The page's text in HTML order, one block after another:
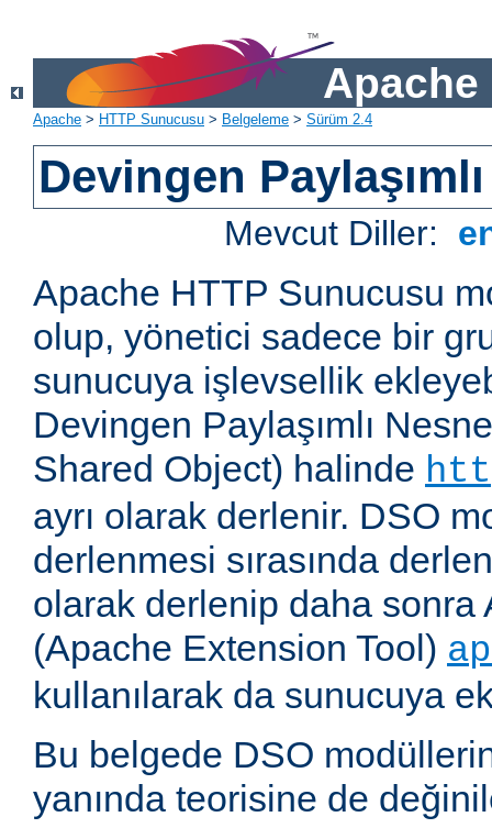
Apache
Apache > HTTP Sunucusu > Belgeleme > Sürüm 2.4
Devingen
Mevcut Diller:
Apache HTTP Sunucusu
olup, yönetici sadece bir
sunucuya işlevsellik
Devingen Paylaşımlı
Shared Object) halinde
ayrı olarak derlenir. DSO
derlenmesi sırasında
olarak derlenip daha sonra
(Apache Extension Tool)
kullanılarak da sunucuya
Bu belgede DSO
yanında teorisine de